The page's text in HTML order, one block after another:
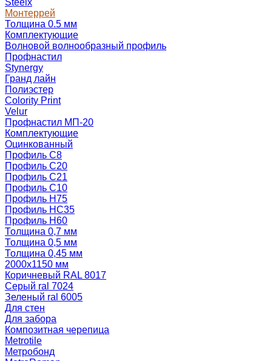
Steelx
Монтеррей
Толщина 0.5 мм
Комплектующие
Волновой волнообразный профиль
Профнастил
Stynergy
Гранд лайн
Полиэстер
Colority Print
Velur
Профнастил МП-20
Комплектующие
Оцинкованный
Профиль С8
Профиль С20
Профиль С21
Профиль С10
Профиль Н75
Профиль НС35
Профиль Н60
Толщина 0,7 мм
Толщина 0,5 мм
Толщина 0,45 мм
2000х1150 мм
Коричневый RAL 8017
Серый ral 7024
Зеленый ral 6005
Для стен
Для забора
Композитная черепица
Metrotile
Метробонд